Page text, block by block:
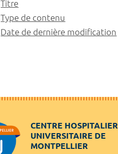
Titre
Type de contenu
Date de dernière modification
CENTRE HOSPITALIER
UNIVERSITAIRE DE
MONTPELLIER